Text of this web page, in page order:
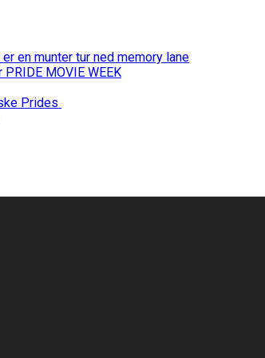
en munter tur ned memory lane
MOVIE WEEK
Prides